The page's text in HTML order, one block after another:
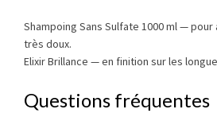
Shampoing Sans Sulfate 1000 ml— pour
très doux.
Elixir Brillance — en finition sur les
Questions fréquentes